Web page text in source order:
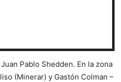
Pablo Shedden. En la zona
(Minerar) y Gastón Colman –